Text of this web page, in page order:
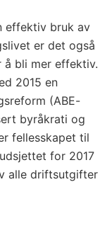
effektiv bruk av
er det også
bli mer effektiv.
2015 en
(ABE-
byråkrati og
fellesskapet til
for 2017
alle driftsutgifter